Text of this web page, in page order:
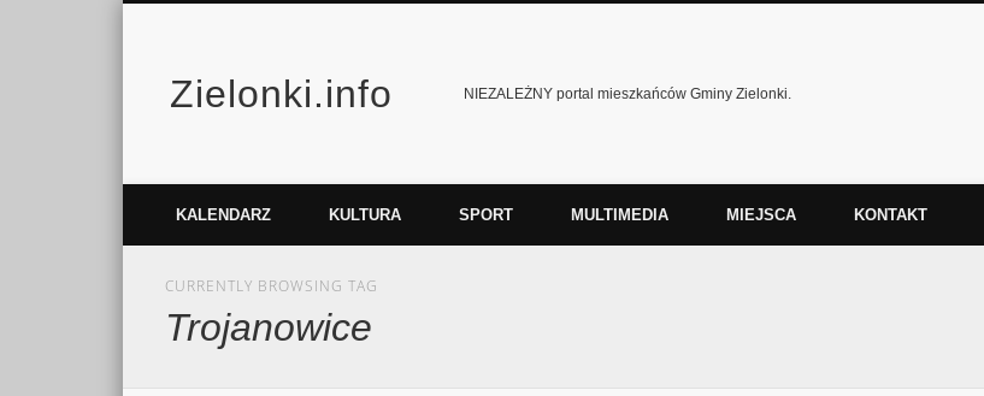
Zielonki.info NIEZALEŻNY portal mieszkańców Gminy Zielonki.
FacebookVimeo
KALENDARZ KULTURA SPORT MULTIMEDIA MIEJSCA KONTAKT
CURRENTLY BROWSING TAG
Trojanowice